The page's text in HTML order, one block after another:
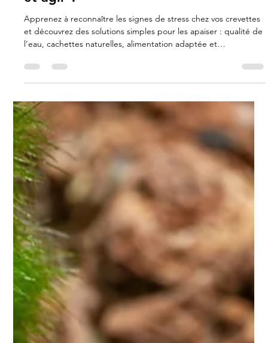
Carla Gimenez
et agir ?
Apprenez à reconnaître les signes de stress chez vos crevettes
et découvrez des solutions simples pour les apaiser : qualité de
l’eau, cachettes naturelles, alimentation adaptée et
environnement stable.